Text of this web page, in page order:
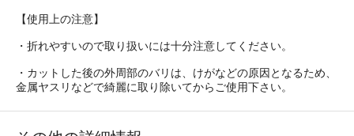
【使用上の注意】
・折れやすいので取り扱いには十分注意してください。
・カットした後の外周部のバリは、けがなどの原因となるため、
金属ヤスリなどで綺麗に取り除いてからご使用下さい。